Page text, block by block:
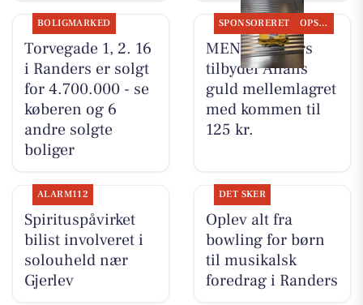
BOLIGMARKED
Torvegade 1, 2. 16
i Randers er solgt
for 4.700.000 - se
køberen og 6
andre solgte
boliger
SPONSORERET OPSLAGSTAVLEN
MENY Randers
tilbyder Allans
guld mellemlagret
med kommen til
125 kr.
ALARM112
Spirituspåvirket
bilist involveret i
solouheld nær
Gjerlev
DET SKER
Oplev alt fra
bowling for børn
til musikalsk
foredrag i Randers